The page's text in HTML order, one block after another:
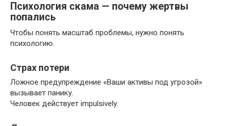
Психология скама — почему жертвы
попались
Чтобы понять масштаб проблемы, нужно понять
психологию.
Страх потери
Ложное предупреждение «Ваши активы под угрозой»
вызывает панику.
Человек действует impulsively.